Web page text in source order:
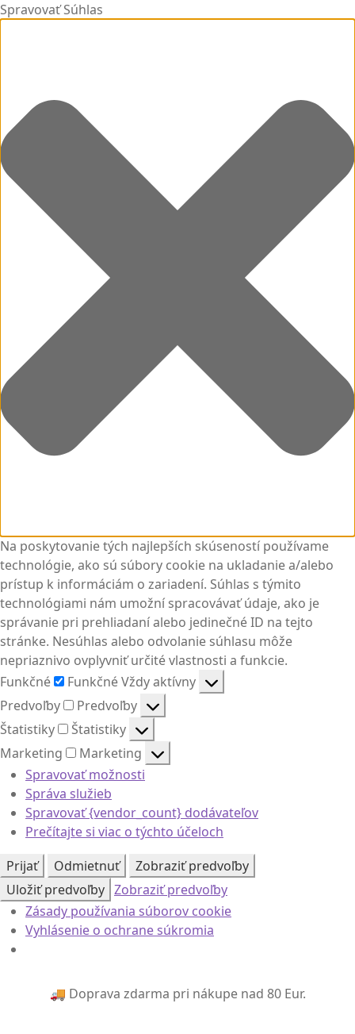
Spravovať Súhlas
Na poskytovanie tých najlepších skúseností používame
technológie, ako sú súbory cookie na ukladanie a/alebo
prístup k informáciám o zariadení. Súhlas s týmito
technológiami nám umožní spracovávať údaje, ako je
správanie pri prehliadaní alebo jedinečné ID na tejto
stránke. Nesúhlas alebo odvolanie súhlasu môže
nepriaznivo ovplyvniť určité vlastnosti a funkcie.
Funkčné
FunkčnéVždy aktívny
Predvoľby
Predvoľby
Štatistiky
Štatistiky
Marketing
Marketing
Spravovať možnosti
Správa služieb
Spravovať {vendor_count} dodávateľov
Prečítajte si viac o týchto účeloch
Prijať
Odmietnuť
Zobraziť predvoľby
Uložiť predvoľby Zobraziť predvoľby
Zásady používania súborov cookie
Vyhlásenie o ochrane súkromia
🚚 Doprava zdarma pri nákupe nad 80 Eur.